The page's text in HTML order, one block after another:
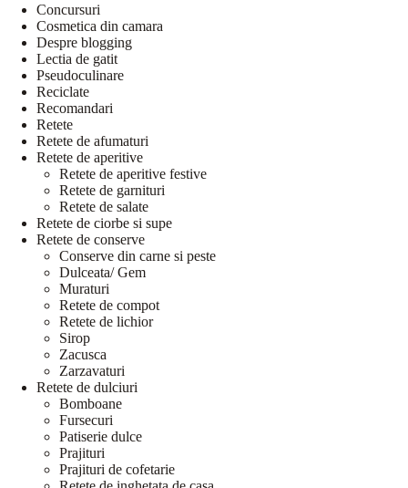
Concursuri
Cosmetica din camara
Despre blogging
Lectia de gatit
Pseudoculinare
Reciclate
Recomandari
Retete
Retete de afumaturi
Retete de aperitive
Retete de aperitive festive
Retete de garnituri
Retete de salate
Retete de ciorbe si supe
Retete de conserve
Conserve din carne si peste
Dulceata/ Gem
Muraturi
Retete de compot
Retete de lichior
Sirop
Zacusca
Zarzavaturi
Retete de dulciuri
Bomboane
Fursecuri
Patiserie dulce
Prajituri
Prajituri de cofetarie